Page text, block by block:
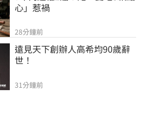
心」惹禍
28分鐘前
遠見天下創辦人高希均90歲辭
世！
31分鐘前